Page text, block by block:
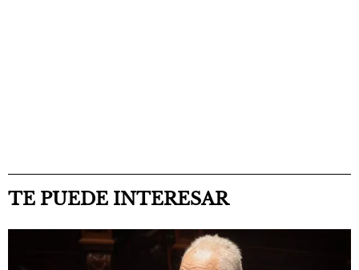
TE PUEDE INTERESAR